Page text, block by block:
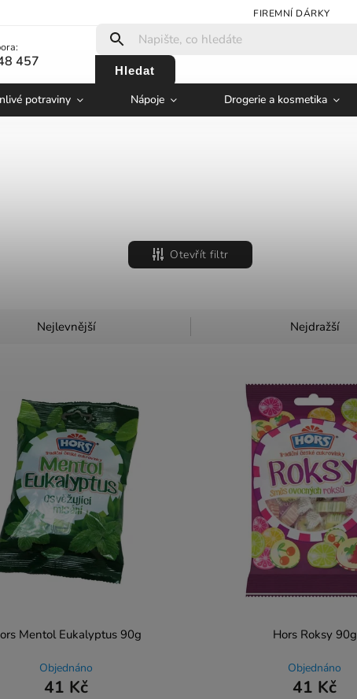
FIREMNÍ DÁRKY
457
Hledat
potraviny Nápoje Drogerie a kosmetika
Otevřít filtr
Nejlevnější Nejdražší
Mentol Eukalyptus 90g
Objednáno
41 Kč
Hors Roksy 90g
Objednáno
41 Kč